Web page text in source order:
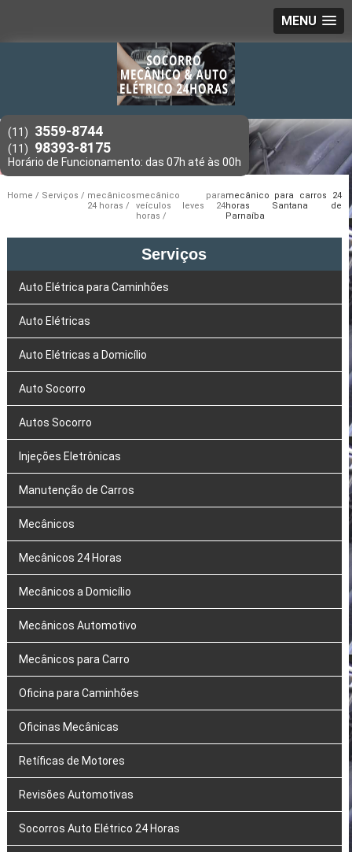
MENU
(11) 3559-8744
(11) 98393-8175
Home Serviços
mecânicos
24 horas
mecânico para
veículos leves 24
horas
mecânico para carros 24
horas Santana de
Parnaíba
Serviços
Auto Elétrica para Caminhões
Auto Elétricas
Auto Elétricas a Domicílio
Auto Socorro
Autos Socorro
Injeções Eletrônicas
Manutenção de Carros
Mecânicos
Mecânicos 24 Horas
Mecânicos a Domicílio
Mecânicos Automotivo
Mecânicos para Carro
Oficina para Caminhões
Oficinas Mecânicas
Retíficas de Motores
Revisões Automotivas
Socorros Auto Elétrico 24 Horas